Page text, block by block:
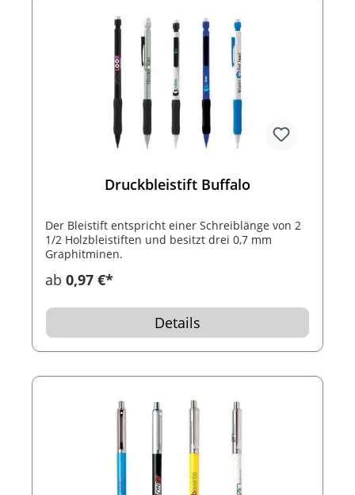
Druckbleistift Buffalo
Der Bleistift entspricht einer Schreiblänge von 2
1/2 Holzbleistiften und besitzt drei 0,7 mm
Graphitminen.
ab 0,97 €*
Details